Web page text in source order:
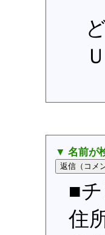
▼ 名前が
■
住